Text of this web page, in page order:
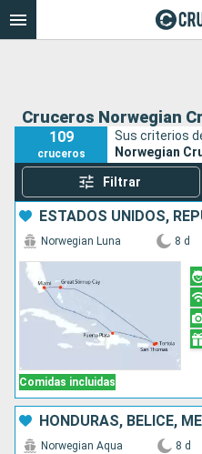
Cruceros Norwegian
109
cruceros
Sus criterios
Norwegian
Filtrar
Comidas incluidas
Norwegian Luna 8 d
Norwegian Aqua 8 d